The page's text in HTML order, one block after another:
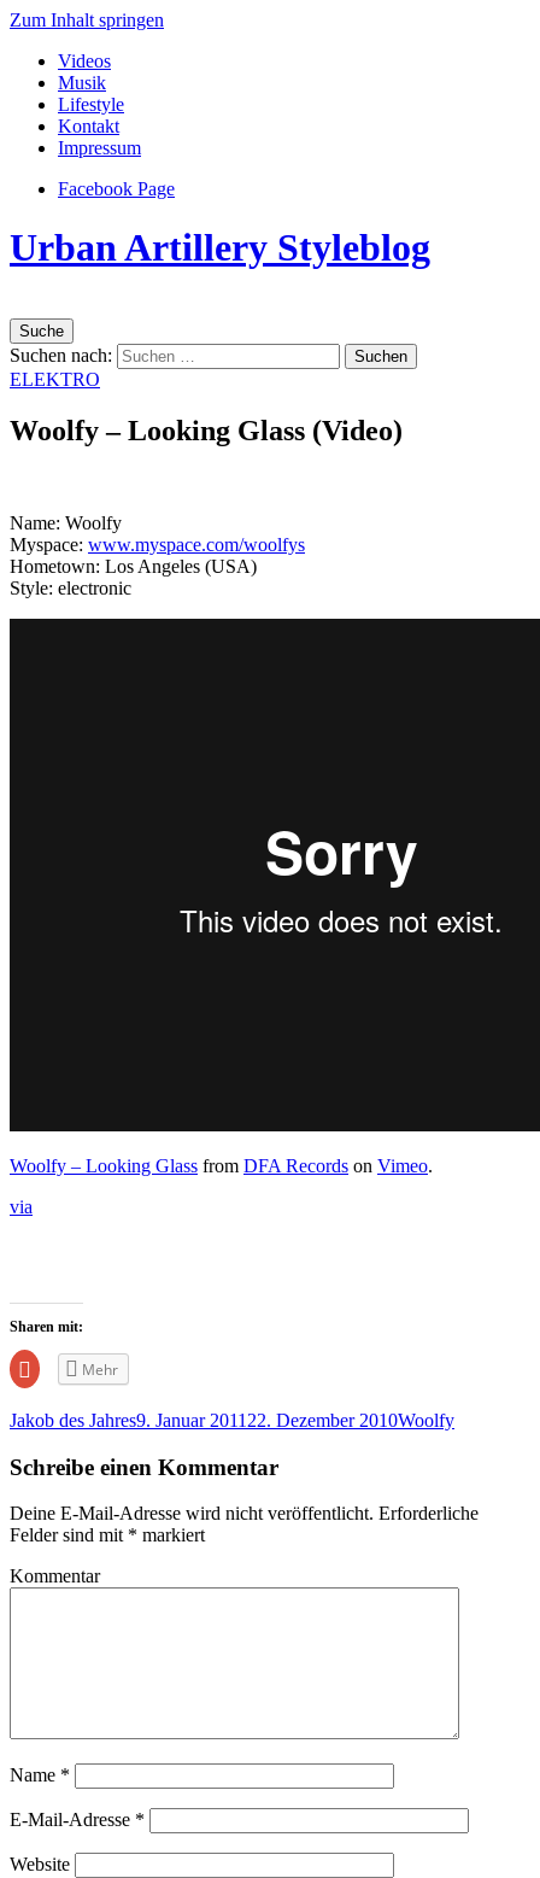
Zum Inhalt springen
Videos
Musik
Lifestyle
Kontakt
Impressum
Facebook Page
Urban Artillery Styleblog
Suche
Suchen nach:
ELEKTRO
Woolfy – Looking Glass (Video)
Name: Woolfy
Myspace: www.myspace.com/woolfys
Hometown: Los Angeles (USA)
Style: electronic
Woolfy – Looking Glass from DFA Records on Vimeo.
via
Sharen mit:
Zum
Teilen
anklicken
neuem
Fenster
Mehr
Jakob des Jahres9. Januar 2011 22. Dezember 2010Woolfy
Schreibe einen Kommentar
Deine E-Mail-Adresse wird nicht veröffentlicht. Erforderliche
Felder sind mit * markiert
Kommentar
Name *
E-Mail-Adresse *
Website